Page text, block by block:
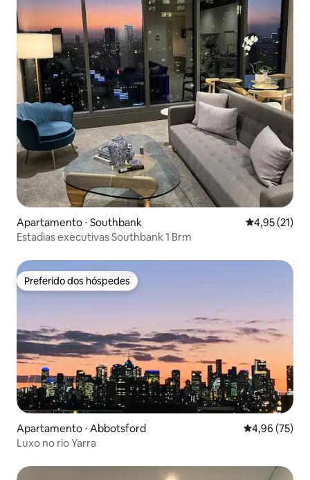
Apartamento ⋅ Southbank 4,95 de uma
4,95 (21)
Estadias executivas Southbank 1 Brm
Preferido dos hóspedes
Preferido dos hóspedes
Apartamento ⋅ Abbotsford 4,96 de uma
4,96 (75)
Luxo no rio Yarra